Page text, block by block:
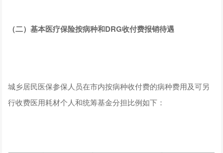
（二）基本医疗保险按病种和DRG收付费报销待遇
城乡居民医保参保人员在市内按病种收付费的病种费用及可另
行收费医用耗材个人和统筹基金分担比例如下：